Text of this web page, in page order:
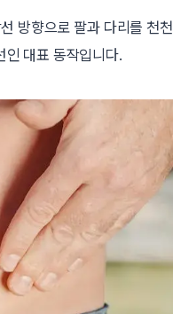
방향으로 팔과 다리를 천
인 대표 동작입니다.